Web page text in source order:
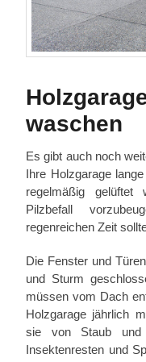
waschen
Es gibt auch noch
Ihre Holzgarage
regelmäßig
Pilzbefall
regenreichen Zeit
Die Fenster und
und Sturm
müssen vom Dach
Holzgarage jährlich
sie von Staub und
Insektenresten und